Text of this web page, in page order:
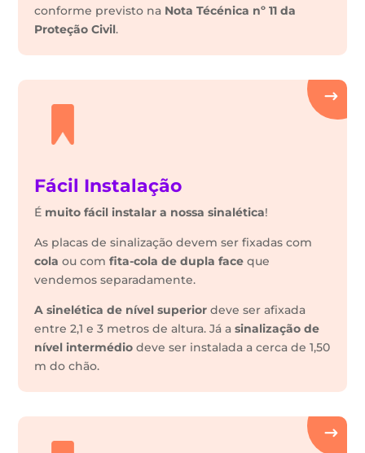
conforme previsto na Nota Técénica nº 11 da
Proteção Civil.
Fácil Instalação
É muito fácil instalar a nossa sinalética!
As placas de sinalização devem ser fixadas com
cola ou comfita-cola de dupla face que
vendemos separadamente.
A sinelética de nível superior deve ser afixada
entre 2,1 e 3 metros de altura. Já asinalização de
nível intermédiodeve ser instalada a cerca de 1,50
m do chão.